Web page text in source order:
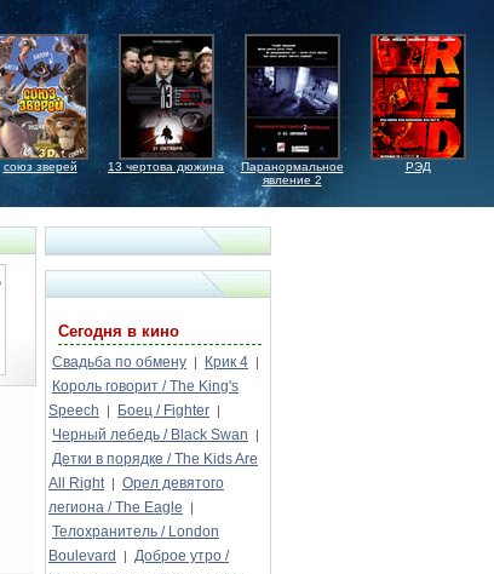
союз зверей 13 чертова дюжина
Паранормальное
явление 2
РЭД
Сегодня в кино
Свадьба по обмену | Крик 4 |
Король говорит / The King's
Speech
| Боец / Fighter |
Черный лебедь / Black Swan |
Детки в порядке / The Kids Are
All Right | Орел девятого
легиона / The Eagle
|
Телохранитель / London
Boulevard
| Доброе утро /